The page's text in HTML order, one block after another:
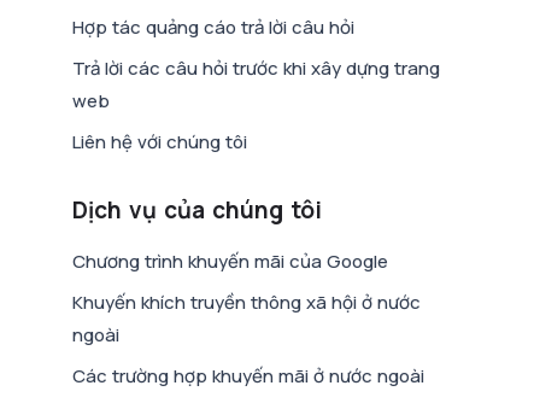
Hợp tác quảng cáo trả lời câu hỏi
Trả lời các câu hỏi trước khi xây dựng trang
web
Liên hệ với chúng tôi
Dịch vụ của chúng tôi
Chương trình khuyến mãi của Google
Khuyến khích truyền thông xã hội ở nước
ngoài
Các trường hợp khuyến mãi ở nước ngoài